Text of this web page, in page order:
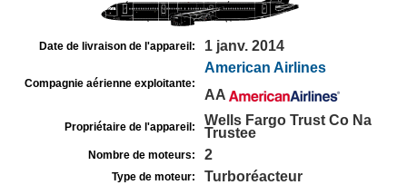
Date de livraison de l'appareil: 1 janv. 2014
Compagnie aérienne exploitante:
American Airlines
AA
Propriétaire de l'appareil:
Wells Fargo Trust Co Na
Trustee
Nombre de moteurs: 2
Type de moteur: Turboréacteur